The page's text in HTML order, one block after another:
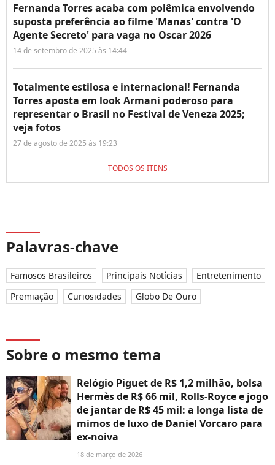
Fernanda Torres acaba com polêmica envolvendo
suposta preferência ao filme 'Manas' contra 'O
Agente Secreto' para vaga no Oscar 2026
14 de setembro de 2025 às 14:44
Totalmente estilosa e internacional! Fernanda
Torres aposta em look Armani poderoso para
representar o Brasil no Festival de Veneza 2025;
veja fotos
27 de agosto de 2025 às 19:23
TODOS OS ITENS
Palavras-chave
Famosos Brasileiros Principais Notícias
Entretenimento
Premiação
Curiosidades Globo De Ouro
Sobre o mesmo tema
Relógio Piguet de R$ 1,2 milhão, bolsa
Hermès de R$ 66 mil, Rolls-Royce e jogo
de jantar de R$ 45 mil: a longa lista de
mimos de luxo de Daniel Vorcaro para
ex-noiva
18 de março de 2026